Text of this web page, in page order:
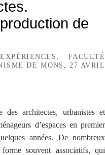
de
FACULTÉ
DE MONS, 27 AVRIL
architectes, urbanistes et
d’espaces en premier
années. De nombreux
souvent associatifs, qui